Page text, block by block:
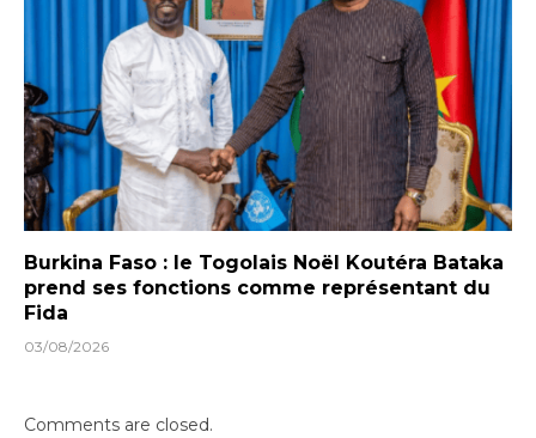
Burkina Faso : le Togolais Noël Koutéra Bataka
prend ses fonctions comme représentant du
Fida
03/08/2026
Comments are closed.